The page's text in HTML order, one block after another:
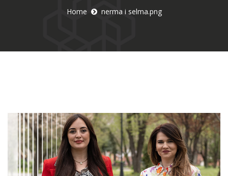
Home nerma i selma.png